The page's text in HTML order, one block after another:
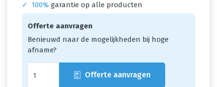
✓
100% garantie op alle producten
Offerte aanvragen
Benieuwd naar de mogelijkheden bij hoge
afname?
Offerte aanvragen